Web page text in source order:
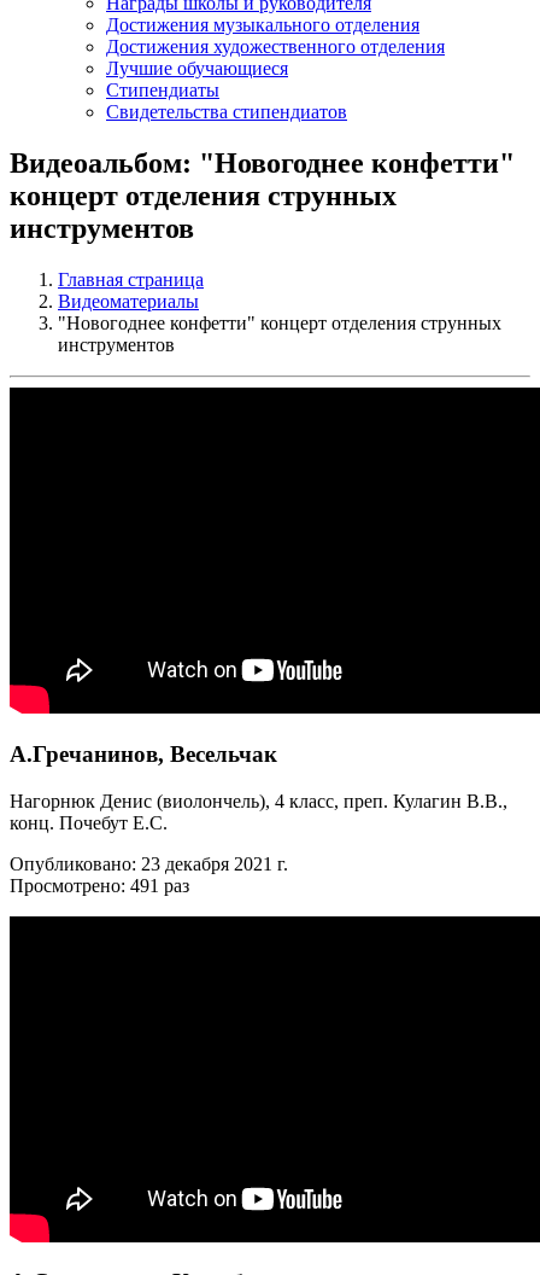
Достижения музыкального отделения
Достижения художественного отделения
Лучшие обучающиеся
Стипендиаты
Свидетельства стипендиатов
Видеоальбом: "Новогоднее конфетти"
концерт отделения струнных
инструментов
Главная страница
Видеоматериалы
"Новогоднее конфетти" концерт отделения струнных
инструментов
А.Гречанинов, Весельчак
Нагорнюк Денис (виолончель), 4 класс, преп. Кулагин В.В.,
конц. Почебут Е.С.
Опубликовано: 23 декабря 2021 г.
Просмотрено: 491 раз